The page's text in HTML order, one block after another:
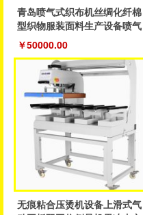
青岛喷气式织布机丝绸化纤棉
型织物服装面料生产设备喷气
织机
￥50000.00
无痕粘合压烫机设备上滑式气